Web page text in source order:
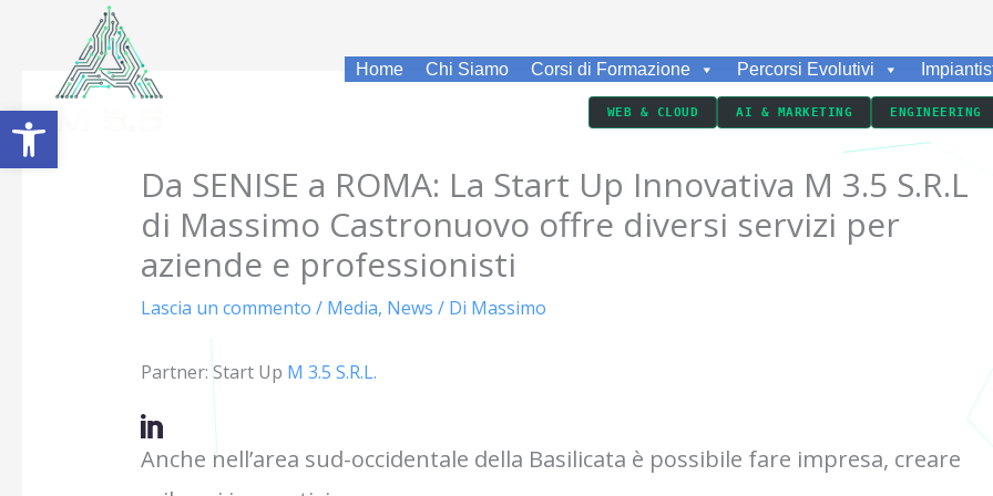
Apri la barra degli strumenti
contenuto
Home Chi Siamo Corsi di Formazione Percorsi Evolutivi
Da SENISE a ROMA: La Start Up Innovativa M 3.5 S.R.L
di Massimo Castronuovo offre diversi servizi per
aziende e professionisti
Lascia un commento / Media, News / Di Massimo
Partner: Start Up M 3.5 S.R.L.
Anche nell’area sud-occidentale della Basilicata è possibile fare impresa, creare
WEB & CLOUD AI & MARKETING ENGINEERING